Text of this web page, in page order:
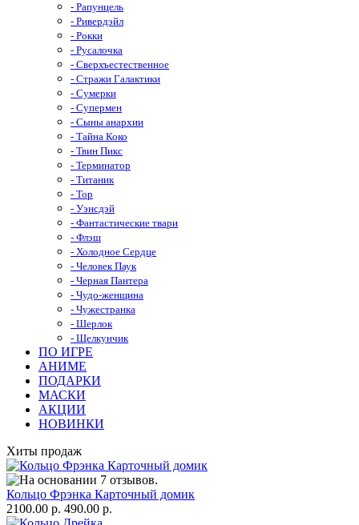
- Рапунцель
- Ривердэйл
- Рокки
- Русалочка
- Сверхъестественное
- Стражи Галактики
- Сумерки
- Супермен
- Сыны анархии
- Тайна Коко
- Твин Пикс
- Терминатор
- Титаник
- Тор
- Уэнсдэй
- Фантастические твари
- Флэш
- Холодное Сердце
- Человек Паук
- Черная Пантера
- Чудо-женщина
- Чужестранка
- Шерлок
- Щелкунчик
ПО ИГРЕ
АНИМЕ
ПОДАРКИ
МАСКИ
АКЦИИ
НОВИНКИ
Хиты продаж
Кольцо Фрэнка Карточный домик
2100.00 р. 490.00 р.